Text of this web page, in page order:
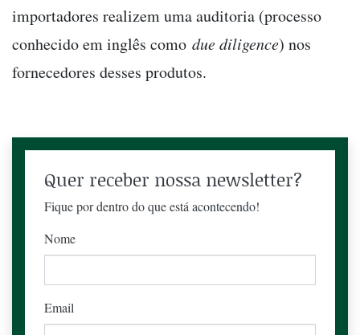
importadores realizem uma auditoria (processo
conhecido em inglês como due diligence) nos
fornecedores desses produtos.
Quer receber nossa newsletter?
Fique por dentro do que está acontecendo!
Nome
Email